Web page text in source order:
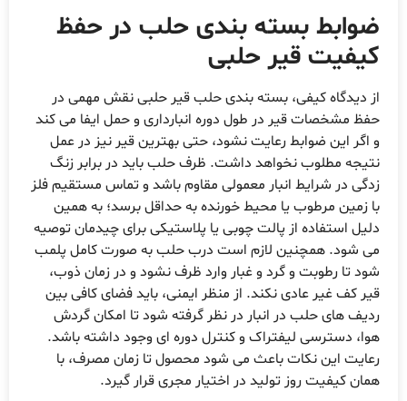
ضوابط بسته بندی حلب در حفظ
کیفیت قیر حلبی
از دیدگاه کیفی، بسته بندی حلب قیر حلبی نقش مهمی در
حفظ مشخصات قیر در طول دوره انبارداری و حمل ایفا می کند
و اگر این ضوابط رعایت نشود، حتی بهترین قیر نیز در عمل
نتیجه مطلوب نخواهد داشت. ظرف حلب باید در برابر زنگ
زدگی در شرایط انبار معمولی مقاوم باشد و تماس مستقیم فلز
با زمین مرطوب یا محیط خورنده به حداقل برسد؛ به همین
دلیل استفاده از پالت چوبی یا پلاستیکی برای چیدمان توصیه
می شود. همچنین لازم است درب حلب به صورت کامل پلمب
شود تا رطوبت و گرد و غبار وارد ظرف نشود و در زمان ذوب،
قیر کف غیر عادی نکند. از منظر ایمنی، باید فضای کافی بین
ردیف های حلب در انبار در نظر گرفته شود تا امکان گردش
هوا، دسترسی لیفتراک و کنترل دوره ای وجود داشته باشد.
رعایت این نکات باعث می شود محصول تا زمان مصرف، با
همان کیفیت روز تولید در اختیار مجری قرار گیرد.